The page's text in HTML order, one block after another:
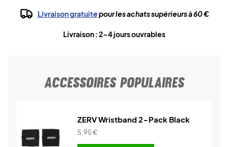
Livraison gratuitepour les achats supérieurs à 60 €
Livraison : 2-4 jours ouvrables
ACCESSOIRES POPULAIRES
ZERV Wristband 2-Pack Black
5,95€